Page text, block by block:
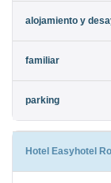
Hotel Easyhotel